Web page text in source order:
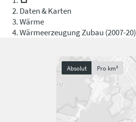
Daten & Karten
Wärme
Wärmeerzeugung Zubau (2007-20)
Absolut Pro km²